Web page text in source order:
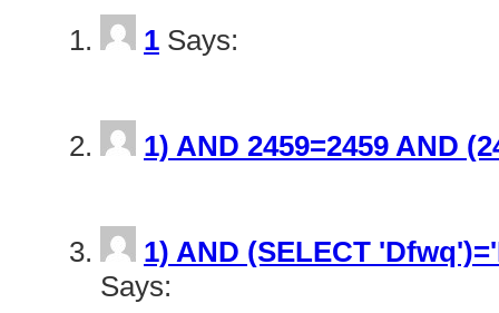
1 Says:
1) AND 2459=2459 AND
1) AND (SELECT
Says: